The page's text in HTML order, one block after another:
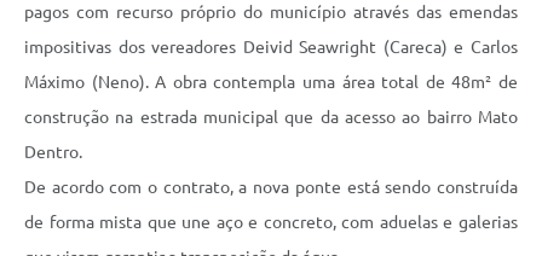
pagos com recurso próprio do município através das emendas
impositivas dos vereadores Deivid Seawright (Careca) e Carlos
Máximo (Neno). A obra contempla uma área total de 48m² de
construção na estrada municipal que da acesso ao bairro Mato
Dentro.
De acordo com o contrato, a nova ponte está sendo construída
de forma mista que une aço e concreto, com aduelas e galerias